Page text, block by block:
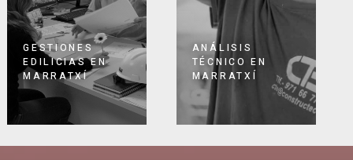
GESTIONES
EDILICIAS EN
MARRATXÍ
ANÁLISIS
TÉCNICO EN
MARRATXÍ